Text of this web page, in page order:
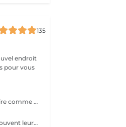
135
endroit
pour vous
Green Flash est le 1er semi-permanent clean qui se retire comme un vernis, sans abîmer les ongles. Composé à 84% d'ingrédients bio-sourcés, il est 12-free, vegan, cruelty free et ne contient pas de "bad ingredients (perturbateur endocrinien, CMR, monomère sensibilisant, hydroquinones...). La tenue et la brillance sont garanties 10 jours. Il se retire aussi facilement qu'un vernis classique, avec un dissolvant doux, sans acétone. Vous pouvez de ce fait retirer le vernis vous-même, chez vous ou opter pour un nouveau rendez-vous afin de poser une nouvelle couleur. Exclusivité
Vos ongles sont limés à la forme de votre choix et retrouvent leur beauté naturelle ! Ils sont traités et hydratés en profondeur